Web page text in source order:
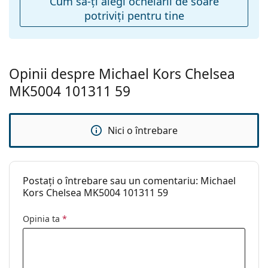
curățat:
Altele
Ochelari de soare
Brand:
Michael Kors
Cod:
0MK5004 101311 59
dioptrii:
potriviţi pentru tine
Opinii despre Michael Kors Chelsea
MK5004 101311 59
Nici o întrebare
Postați o întrebare sau un comentariu: Michael
Kors Chelsea MK5004 101311 59
Opinia ta *